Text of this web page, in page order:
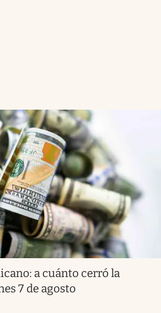
a cuánto cerró la
7 de agosto